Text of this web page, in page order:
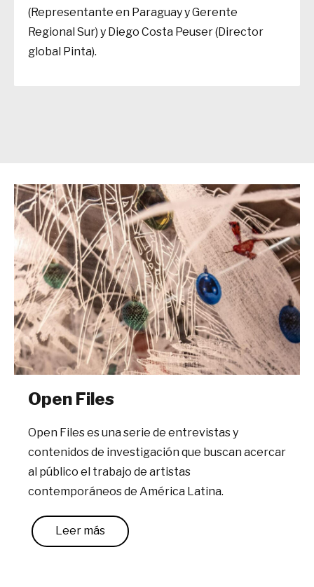
(Representante en Paraguay y Gerente
Regional Sur) y Diego Costa Peuser (Director
global Pinta).
Open Files
Open Fileses una serie de entrevistas y
contenidos de investigación que buscan acercar
al público el trabajo de artistas
contemporáneos de América Latina.
Leer más